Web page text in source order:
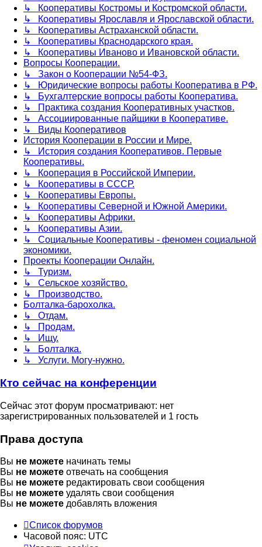
↳ Кооперативы Костромы и Костромской области.
↳ Кооперативы Ярославля и Ярославской области.
↳ Кооперативы Астраханской области.
↳ Кооперативы Краснодарского края.
↳ Кооперативы Иваново и Ивановской области.
Вопросы Кооперации.
↳ Закон о Кооперации №54-ФЗ.
↳ Юридические вопросы работы Кооператива в РФ.
↳ Бухгалтерские вопросы работы Кооператива.
↳ Практика создания Кооперативных участков.
↳ Ассоциированные пайщики в Кооперативе.
↳ Виды Кооперативов
История Кооперации в России и Мире.
↳ История создания Кооперативов. Первые
Кооперативы.
↳ Кооперация в Российской Империи.
↳ Кооперативы в СССР.
↳ Кооперативы Европы.
↳ Кооперативы Северной и Южной Америки.
↳ Кооперативы Африки.
↳ Кооперативы Азии.
↳ Социальные Кооперативы - феномен социальной
экономики.
Проекты Кооперации Онлайн.
↳ Туризм.
↳ Сельское хозяйство.
↳ Производство.
Болталка-барохолка.
↳ Отдам.
↳ Продам.
↳ Ищу.
↳ Болталка.
↳ Услуги. Могу-нужно.
Кто сейчас на конференции
Сейчас этот форум просматривают: нет
зарегистрированных пользователей и 1 гость
Права доступа
Вы не можете начинать темы
Вы не можете отвечать на сообщения
Вы не можете редактировать свои сообщения
Вы не можете удалять свои сообщения
Вы не можете добавлять вложения
Список форумов
Часовой пояс: UTC